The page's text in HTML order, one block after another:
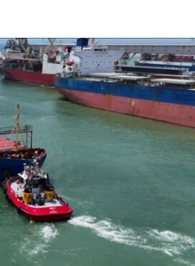
KONAKU
KU E
LIGJERATE
PARADITE
RECETA E
RELAKS
RETRO